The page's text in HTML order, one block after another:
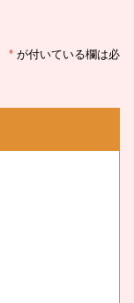
* が付いている欄は必